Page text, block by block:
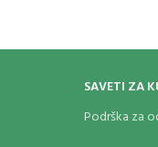
SAVETI ZA
Podrška za